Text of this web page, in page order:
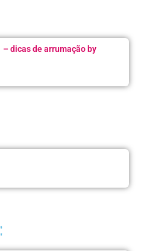
– dicas de arrumação by